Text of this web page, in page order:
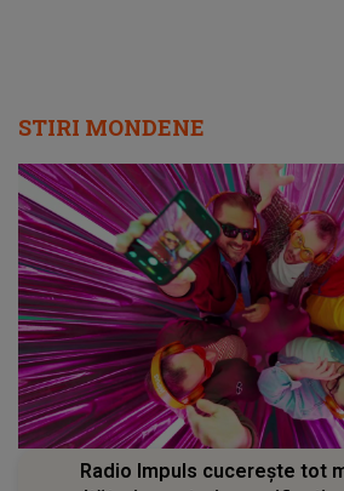
STIRI MONDENE
Radio Impuls cucerește tot